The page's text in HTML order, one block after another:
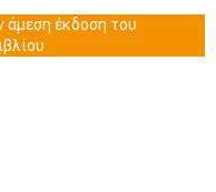
άμεση έκδοση του